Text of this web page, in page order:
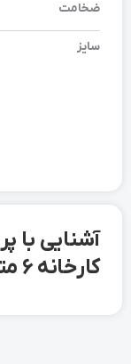
ضخامت
سایز
کارخانه 6 متری / 12 متری